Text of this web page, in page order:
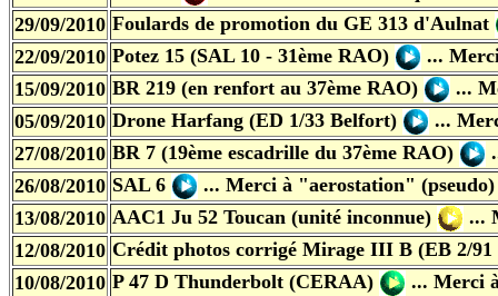
29/09/2010 Foulards de promotion du GE 313 d'Aulnat
22/09/2010 Potez 15 (SAL 10 - 31ème RAO)
...
15/09/2010 BR 219 (en renfort au 37ème RAO)
...
05/09/2010 Drone Harfang (ED 1/33 Belfort)
...
27/08/2010 BR 7 (19ème escadrille du 37ème RAO)
26/08/2010 SAL 6 ... Merci à "aerostation" (pseudo)
13/08/2010 AAC1 Ju 52 Toucan (unité inconnue)
...
12/08/2010 Crédit photos corrigé Mirage III B (EB 2/
10/08/2010 P 47 D Thunderbolt (CERAA)
... Merci